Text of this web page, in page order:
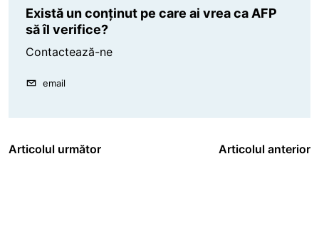
Există un conținut pe care ai vrea ca AFP
să îl verifice?
Contactează-ne
email
Articolul următor Articolul anterior